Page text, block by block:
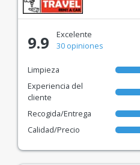
¡Todo lo que tienes que
Elegir el Precio
9.9
Excelente
30 opiniones
Limpieza
Experiencia del
cliente
Recogida/Entrega
Calidad/Precio